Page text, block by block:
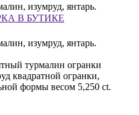
изумруд, янтарь.
В БУТИКЕ
изумруд, янтарь.
турмалин огранки
квадратной огранки,
формы весом 5,250 ct.